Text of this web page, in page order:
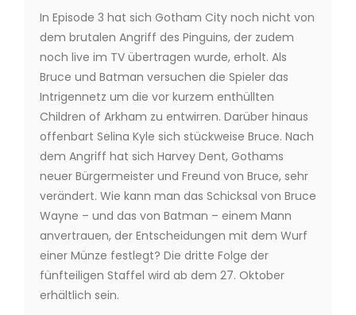
In Episode 3 hat sich Gotham City noch nicht von
dem brutalen Angriff des Pinguins, der zudem
noch live im TV übertragen wurde, erholt. Als
Bruce und Batman versuchen die Spieler das
Intrigennetz um die vor kurzem enthüllten
Children of Arkham zu entwirren. Darüber hinaus
offenbart Selina Kyle sich stückweise Bruce. Nach
dem Angriff hat sich Harvey Dent, Gothams
neuer Bürgermeister und Freund von Bruce, sehr
verändert. Wie kann man das Schicksal von Bruce
Wayne – und das von Batman – einem Mann
anvertrauen, der Entscheidungen mit dem Wurf
einer Münze festlegt? Die dritte Folge der
fünfteiligen Staffel wird ab dem 27. Oktober
erhältlich sein.